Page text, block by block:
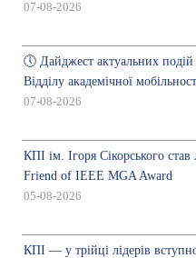
07-08-2026
🕔 Дайджест актуальних подій
Відділу академічної
07-08-2026
КПІ ім. Ігоря Сікорського став
Friend of IEEE MGA Award
05-08-2026
КПІ — у трійці лідерів